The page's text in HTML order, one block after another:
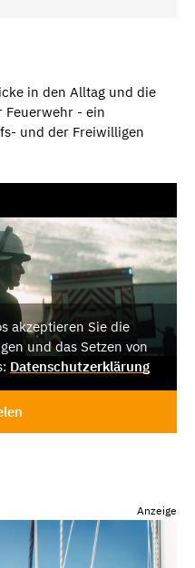
in den Alltag und die
Feuerwehr - ein
und der Freiwilligen
akzeptieren Sie die
und das Setzen von
Datenschutzerklärung
Anzeige